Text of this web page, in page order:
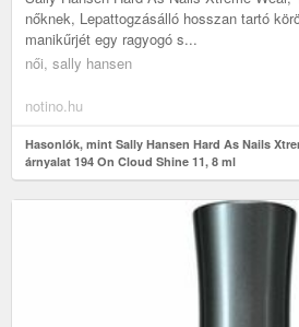
nőknek, Lepattogzásálló hosszan tartó
manikűrjét egy ragyogó s...
női, sally hansen
notino.hu
Hasonlók, mint Sally Hansen Hard As Nails
árnyalat 194 On Cloud Shine 11, 8 ml